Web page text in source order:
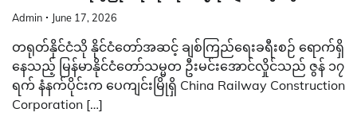
Admin June 17, 2026
တရုတ်နိုင်ငံသို နိုင်ငံတော်အဆင့် ချစ်ကြည်ရေးခရီးစဉ် ရောက်ရှိ
နေသည့် မြန်မာနိုင်ငံတော်သမ္မတ ဦးမင်းအောင်လှိုင်သည် ဇွန် ၁၇
ရက် နံနက်ပိုင်းက ပေကျင်းမြိုရှိ China Railway Construction
Corporation […]